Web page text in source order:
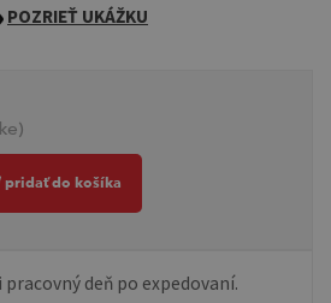
POZRIEŤ UKÁŽKU
pridať do košíka
deň po expedovaní.